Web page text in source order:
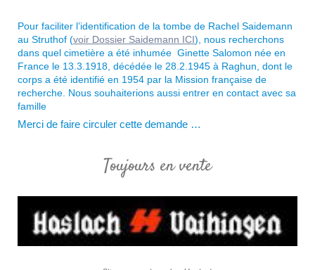
Pour faciliter l’identification de la tombe de Rachel Saidemann
au Struthof (voir Dossier Saidemann ICI), nous recherchons
dans quel cimetière a été inhumée Ginette Salomon née en
France le 13.3.1918, décédée le 28.2.1945 à Raghun, dont le
corps a été identifié en 1954 par la Mission française de
recherche. Nous souhaiterions aussi entrer en contact avec sa
famille
Merci de faire circuler cette demande …
Toujours en vente